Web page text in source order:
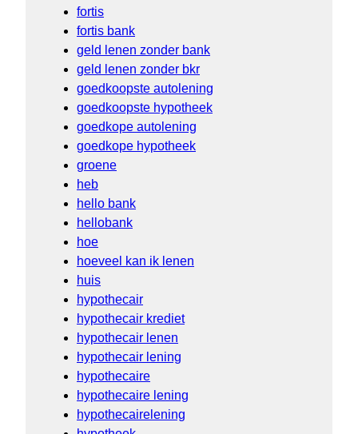
fortis
fortis bank
geld lenen zonder bank
geld lenen zonder bkr
goedkoopste autolening
goedkoopste hypotheek
goedkope autolening
goedkope hypotheek
groene
heb
hello bank
hellobank
hoe
hoeveel kan ik lenen
huis
hypothecair
hypothecair krediet
hypothecair lenen
hypothecair lening
hypothecaire
hypothecaire lening
hypothecairelening